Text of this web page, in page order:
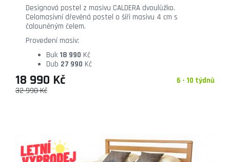
Designová postel z masivu CALDERA dvoulůžko.
Celomasivní dřevěná postel o šíři masivu 4 cm s
čalouněným čelem.
Provedení masiv:
Buk 18 990 Kč
Dub 27 990 Kč
6 - 10 týdnů
32 990 Kč
18 990 Kč